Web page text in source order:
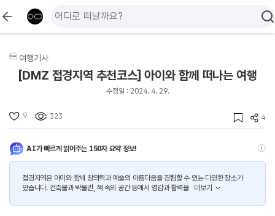
여행기사
[DMZ 접경지역 추천코스] 아이와 함께 떠나는 여행
수정일 : 2024. 4. 29.
9 323 4
AI가 빠르게 읽어주는 150자 요약 정보!
접경지역은 아이와 함께 창의력과 예술의 아름다움을 경험할 수 있는 다양한 장소가
있습니다. 건축물과 박물관, 책 속의 공간 등에서 영감과 활력을
더보기